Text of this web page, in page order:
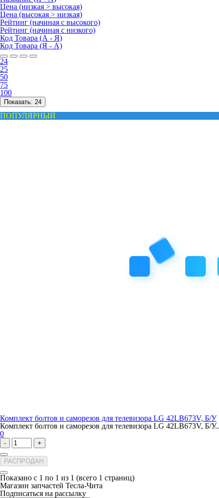
Цена (низкая > высокая)
Цена (высокая > низкая)
Рейтинг (начиная с высокого)
Рейтинг (начиная с низкого)
Код Товара (А - Я)
Код Товара (Я - А)
24
25
50
75
100
Показать: 24
ПОПУЛЯРНЫЙ
Комплект болтов и саморезов для телевизора LG 42LB673V, Б/У
Комплект болтов и саморезов для телевизора LG 42LB673V, Б/У..
0
- +
РАСПРОДАН
Показано с 1 по 1 из 1 (всего 1 страниц)
Магазин запчастей Тесла-Чита
Подписаться на рассылку